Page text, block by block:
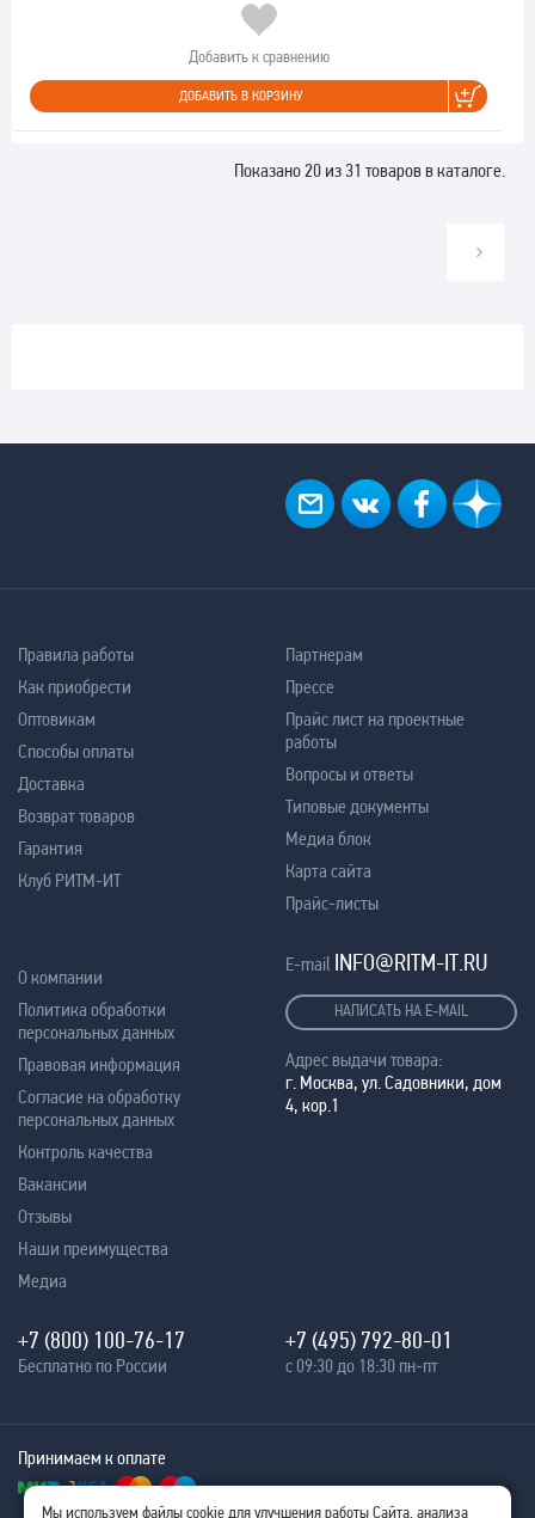
Добавить к сравнению
ДОБАВИТЬ В КОРЗИНУ
Показано 20 из 31 товаров в каталоге.
Правила работы
Как приобрести
Оптовикам
Способы оплаты
Доставка
Возврат товаров
Гарантия
Клуб РИТМ-ИТ
Партнерам
Прессе
Прайс лист на проектные
работы
Вопросы и ответы
Типовые документы
Медиа блок
Карта сайта
Прайс-листы
О компании
Политика обработки
персональных данных
Правовая информация
Согласие на обработку
персональных данных
Контроль качества
Вакансии
Отзывы
Наши преимущества
Медиа
E-mail INFO@RITM-IT.RU
НАПИСАТЬ НА E-MAIL
Адрес выдачи товара:
г. Москва, ул. Садовники, дом
4, кор.1
+7 (800) 100-76-17
Бесплатно по России
+7 (495) 792-80-01
с 09:30 до 18:30 пн-пт
Принимаем к оплате
Мы используем файлы cookie для улучшения работы Сайта, анализа